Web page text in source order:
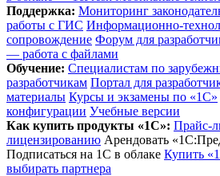
Поддержка: Мониторинг
работы с ГИС Информационно-
сопровождение Форум для
— работа с файлами
Обучение: Cпециалистам по
разработчикам Портал для
материалы Курсы и экзамены по «1С»
конфигурации Учебные версии
Как купить продукты «1С»: Прайс-
лицензированию Арендовать
Подписаться на 1С в облаке Купить
выбирать партнера